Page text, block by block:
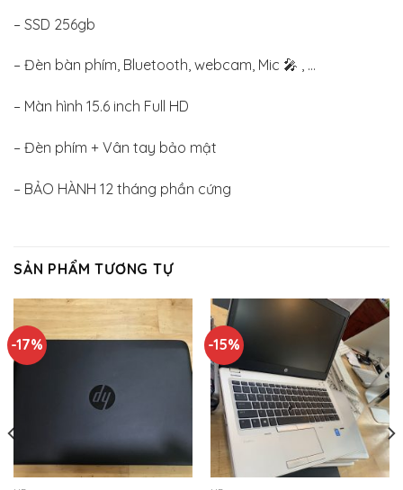
– SSD 256gb
– Đèn bàn phím, Bluetooth, webcam, Mic 🎤 , …
– Màn hình 15.6 inch Full HD
– Đèn phím + Vân tay bảo mật
– BẢO HÀNH 12 tháng phần cứng
SẢN PHẨM TƯƠNG TỰ
-17% -15%